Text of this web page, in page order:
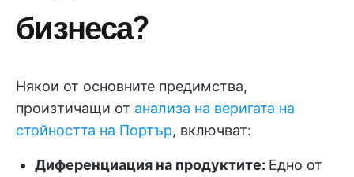
бизнеса?
Някои от основните предимства,
произтичащи от анализа на веригата на
стойността на Портър, включват:
Диференциация на продуктите: Едно от